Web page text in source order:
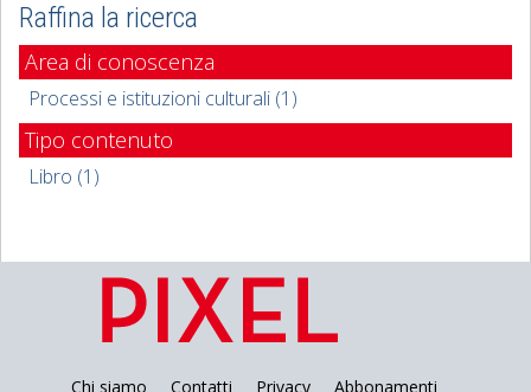
Raffina la ricerca
Area di conoscenza
Processi e istituzioni culturali (1)
Tipo contenuto
Libro (1)
Chi siamo Contatti Privacy Abbonamenti